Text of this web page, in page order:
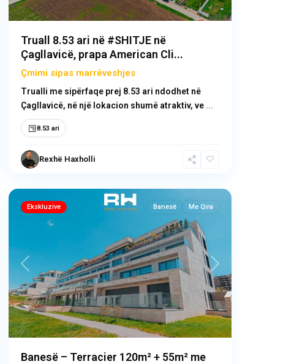
Truall 8.53 ari në #SHITJE në
Çagllavicë, prapa American Cli...
Çmimi sipas marrëveshjes
Trualli me sipërfaqe prej 8.53 ari ndodhet në
Çagllavicë, në një lokacion shumë atraktiv, ve ...
8.53 ari
Rexhë Haxholli
Marigona
Hill,
Previous Next
Ekskluzive Banesë Me Qira
Banesë – Terracier 120m² + 55m² me